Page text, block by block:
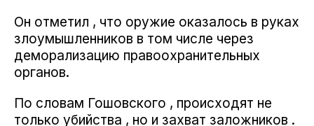
Он отметил , что оружие оказалось в руках
злоумышленников в том числе через
деморализацию правоохранительных
органов.
По словам Гошовского , происходят не
только убийства , но и захват заложников .